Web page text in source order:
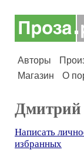
Авторы
Магазин
О
Дмитрий
Написать
избранных